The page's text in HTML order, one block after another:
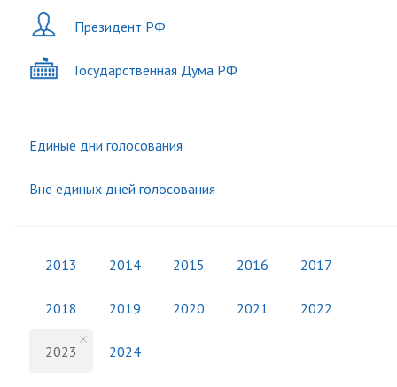
Президент РФ
Государственная Дума РФ
Единые дни голосования
Вне единых дней голосования
2013 2014 2015 2016 2017
2018 2019 2020 2021 2022
2023 2024